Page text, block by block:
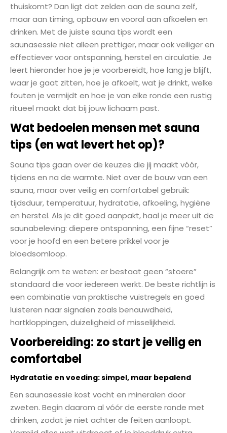
thuiskomt? Dan ligt dat zelden aan de sauna zelf,
maar aan timing, opbouw en vooral aan afkoelen en
drinken. Met de juiste sauna tips wordt een
saunasessie niet alleen prettiger, maar ook veiliger en
effectiever voor ontspanning, herstel en circulatie. Je
leert hieronder hoe je je voorbereidt, hoe lang je blijft,
waar je gaat zitten, hoe je afkoelt, wat je drinkt, welke
fouten je vermijdt en hoe je van elke ronde een rustig
ritueel maakt dat bij jouw lichaam past.
Wat bedoelen mensen met sauna
tips (en wat levert het op)?
Sauna tips gaan over de keuzes die jij maakt vóór,
tijdens en na de warmte. Niet over de bouw van een
sauna, maar over veilig en comfortabel gebruik:
tijdsduur, temperatuur, hydratatie, afkoeling, hygiëne
en herstel. Als je dit goed aanpakt, haal je meer uit de
saunabeleving: diepere ontspanning, een fijne “reset”
voor je hoofd en een betere prikkel voor je
bloedsomloop.
Belangrijk om te weten: er bestaat geen “stoere”
standaard die voor iedereen werkt. De beste richtlijn is
een combinatie van praktische vuistregels en goed
luisteren naar signalen zoals benauwdheid,
hartkloppingen, duizeligheid of misselijkheid.
Voorbereiding: zo start je veilig en
comfortabel
Hydratatie en voeding: simpel, maar bepalend
Een saunasessie kost vocht en mineralen door
zweten. Begin daarom al vóór de eerste ronde met
drinken, zodat je niet achter de feiten aanloopt.